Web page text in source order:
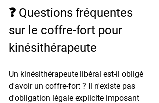
❓ Questions fréquentes
sur le coffre-fort pour
kinésithérapeute
Un kinésithérapeute libéral est-il obligé
d'avoir un coffre-fort ? Il n'existe pas
d'obligation légale explicite imposant